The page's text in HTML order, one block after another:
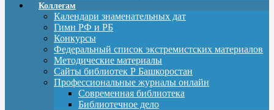
Коллегам
Календари знаменательных дат
Гимн РФ и РБ
Конкурсы
Федеральный список экстремистских материалов
Методические материалы
Сайты библиотек Р Башкоростан
Профессиональные журналы онлайн
Современная библиотека
Библиотечное дело